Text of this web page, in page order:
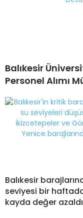
Balıkesir
Personel Alımı
Balıkesir
seviyesi bir
kayda değer azaldı